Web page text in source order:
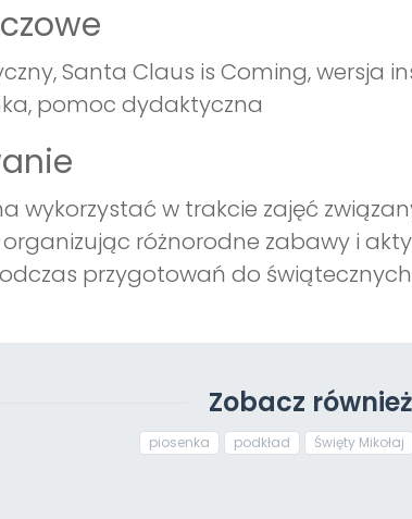
Santa Claus is Coming, wersja
pomoc dydaktyczna
wykorzystać w trakcie zajęć
różnorodne zabawy i
przygotowań do
Zobacz również
piosenka podkład Święty Mikołaj